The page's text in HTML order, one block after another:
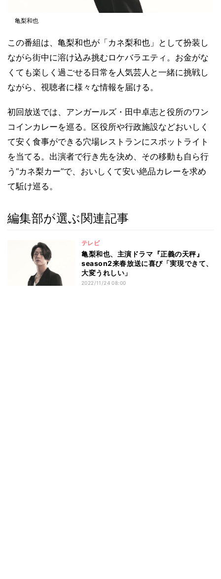
亀梨和也
この番組は、亀梨和也が「カネ梨和也」として扮装し
ながら街中に溶け込み挑むロケバラエティ。お金がな
くても楽しく過ごせる日常を人気芸人と一緒に挑戦し
ながら、視聴者に様々な情報を届ける。
初回放送では、アンガールズ・田中卓志と役所のワン
コインカレーを巡る。区役所や行政施設などおいしく
て安く食事ができる穴場レストランにスポットライト
を当てる。出演者で行き先を決め、その移動も自ら行
う“カネ梨カー”で、おいしくて安い絶品カレーを求め
て駈け巡る。
編集部が選ぶ関連記事
テレビ
亀梨和也、主演ドラマ『正義の天秤』
season2来春放送に喜び「実現できて、
大変うれしい」
2022/11/24 08:00